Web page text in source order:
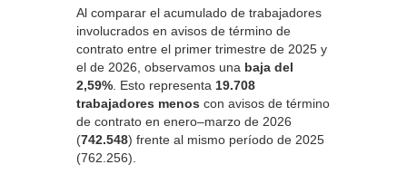
Al comparar el acumulado de trabajadores
involucrados en avisos de término de
contrato entre el primer trimestre de 2025 y
el de 2026, observamos una baja del
2,59% . Esto representa 19.708
trabajadores menos con avisos de término
de contrato en enero–marzo de 2026
(742.548) frente al mismo período de 2025
(762.256).